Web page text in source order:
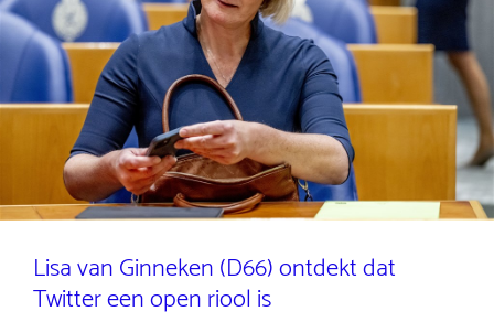
Lisa van Ginneken (D66) ontdekt dat
Twitter een open riool is